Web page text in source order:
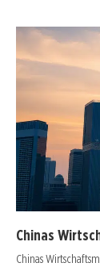
Chinas
Chinas